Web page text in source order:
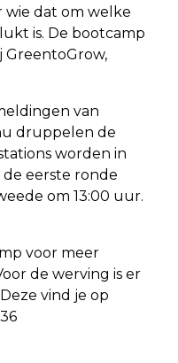
wie dat om welke
is. De bootcamp
GreentoGrow,
van
druppelen de
worden in
eerste ronde
om 13:00 uur.
voor meer
de werving is er
vind je op